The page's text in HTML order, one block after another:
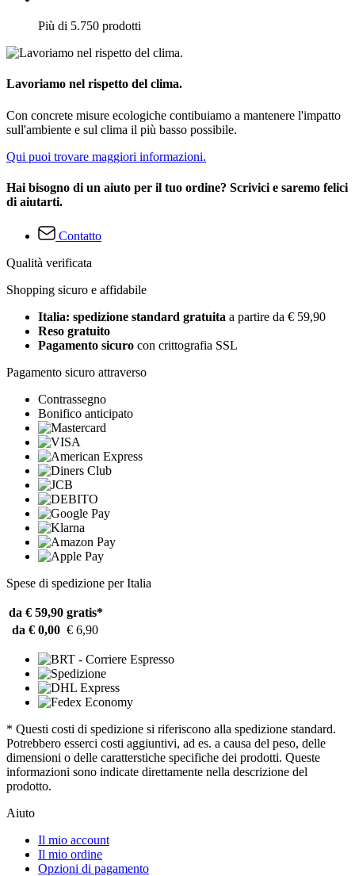
Più di 5.750 prodotti
Lavoriamo nel rispetto del clima.
Con concrete misure ecologiche contibuiamo a mantenere l'impatto
sull'ambiente e sul clima il più basso possibile.
Qui puoi trovare maggiori informazioni.
Hai bisogno di un aiuto per il tuo ordine? Scrivici e saremo felici
di aiutarti.
Contatto
Qualità verificata
Shopping sicuro e affidabile
Italia: spedizione standard gratuita a partire da € 59,90
Reso gratuito
Pagamento sicuro con crittografia SSL
Pagamento sicuro attraverso
Contrassegno
Bonifico anticipato
Spese di spedizione per Italia
da € 59,90 gratis*
da € 0,00 € 6,90
* Questi costi di spedizione si riferiscono alla spedizione standard.
Potrebbero esserci costi aggiuntivi, ad es. a causa del peso, delle
dimensioni o delle caratterstiche specifiche dei prodotti. Queste
informazioni sono indicate direttamente nella descrizione del
prodotto.
Aiuto
Il mio account
Il mio ordine
Opzioni di pagamento